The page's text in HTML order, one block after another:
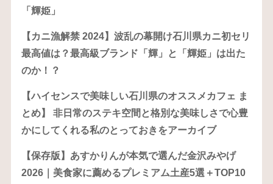
「輝姫」
【カニ漁解禁 2024】波乱の幕開け石川県カニ初セリ
最高値は？最高級ブランド「輝」と「輝姫」は出た
のか！？
【ハイセンスで美味しい石川県のオススメカフェ ま
とめ】 非日常のステキ空間と格別な美味しさで心豊
かにしてくれる私のとっておきをアーカイブ
【保存版】あすかりんが本気で選んだ金沢みやげ
2026｜美食家に薦めるプレミアム土産5選＋TOP10